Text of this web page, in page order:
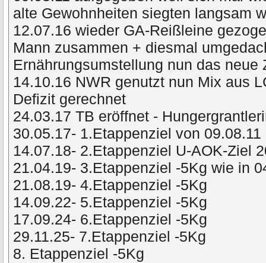
alte Gewohnheiten siegten langsam
12.07.16 wieder GA-Reißleine
Mann zusammen + diesmal
Ernährungsumstellung nun das neue
14.10.16 NWR genutzt nun Mix aus
Defizit gerechnet
24.03.17 TB eröffnet -
30.05.17- 1.Etappenziel von 09.08.11
14.07.18- 2.Etappenziel U-AOK-Ziel
21.04.19- 3.Etappenziel -5Kg wie in
21.08.19- 4.Etappenziel -5Kg
14.09.22- 5.Etappenziel -5Kg
17.09.24- 6.Etappenziel -5Kg
29.11.25- 7.Etappenziel -5Kg
8. Etappenziel -5Kg